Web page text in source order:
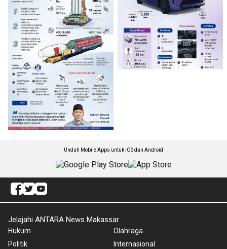
Unduh Mobile Apps untuk iOS dan Android
Jelajahi ANTARA News Makassar
Hukum
Politik
Olahraga
Internasional